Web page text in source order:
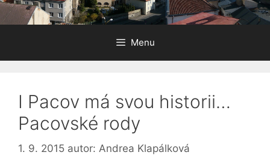
Menu
I Pacov má svou historii…
Pacovské rody
1. 9. 2015 autor: Andrea Klapálková